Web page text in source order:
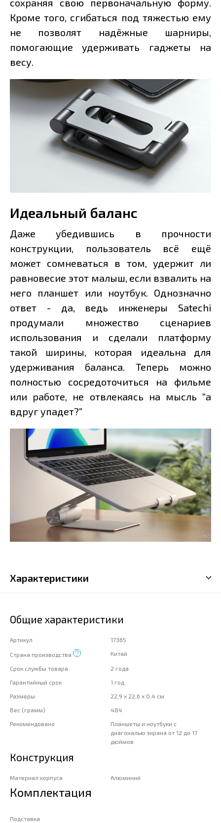
сохраняя свою первоначальную форму.
Кроме того, сгибаться под тяжестью ему
не позволят надёжные шарниры,
помогающие удерживать гаджеты на
весу.
Идеальный баланс
Даже убедившись в прочности
конструкции, пользователь всё ещё
может сомневаться в том, удержит ли
равновесие этот малыш, если взвалить на
него планшет или ноутбук. Однозначно
ответ - да, ведь инженеры Satechi
продумали множество сценариев
использования и сделали платформу
такой ширины, которая идеальна для
удерживания баланса. Теперь можно
полностью сосредоточиться на фильме
или работе, не отвлекаясь на мысль “а
вдруг упадет?”
Характеристики
Общие характеристики
Артикул 17365
Страна производства Китай
Срок службы товара
2 года
Гарантийный срок
1 год
Размеры
22,9 x 22,6 x 0,4 см
Вес (грамм)
484
Рекомендовано
Планшеты и ноутбуки с
диагональю экрана от 12 до 17
дюймов
Конструкция
Материал корпуса Алюминий
Комплектация
Подставка